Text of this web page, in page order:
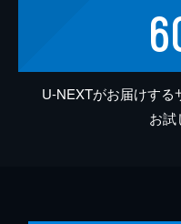
U-NEXTがお届けする
お試